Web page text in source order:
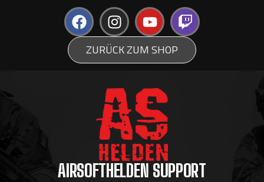
ZURÜCK ZUM SHOP
AIRSOFTHELDEN SUPPORT